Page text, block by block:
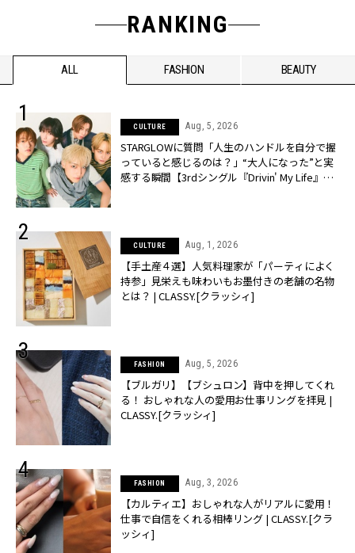
RANKING
ALL FASHION BEAUTY
CULTURE Aug, 5, 2026
STARGLOWに質問「人生のハンドルを自分で握
っていると感じるのは？」“大️人になった”と実
感する瞬間【3rdシングル『Drivin' My Life』発
CULTURE Aug, 1, 2026
【手土産４選】人気料理家が「パーティによく
持参」見栄えも味わいもお墨付きの老舗の名物
とは？ | CLASSY.[クラッシィ]
FASHION Aug, 5, 2026
【ブルガリ】【ブシュロン】背中を押してくれ
る！ おしゃれな人の愛用お仕事リングを拝見 |
CLASSY.[クラッシィ]
FASHION Aug, 3, 2026
【カルティエ】おしゃれな人がリアルに愛用！
仕事で自信をくれる相棒リング | CLASSY.[クラ
ッシィ]